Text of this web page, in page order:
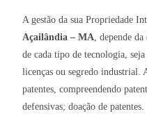
A gestão da sua Propriedade
Açailândia – MA , depende
de cada tipo de tecnologia,
licenças ou segredo industrial.
patentes, compreendendo
defensivas; doação de patentes.